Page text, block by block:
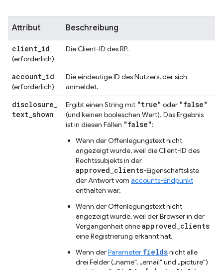
Attribut Beschreibung
client_id
(erforderlich)
Die Client-ID des RP.
account_id
(erforderlich)
Die eindeutige ID des Nutzers, der sich
anmeldet.
disclosure_
text_shown
Ergibt einen String mit "true" oder "false"
(und keinen booleschen Wert). Das Ergebnis
ist in diesen Fällen "false":
Wenn der Offenlegungstext nicht
angezeigt wurde, weil die Client-ID des
Rechtssubjekts in der
approved_clients-Eigenschaftsliste
der Antwort vom accounts-Endpunkt
enthalten war.
Wenn der Offenlegungstext nicht
angezeigt wurde, weil der Browser in der
Vergangenheit ohneapproved_clients
eine Registrierung erkannt hat.
Wenn derParameter fieldsnicht alle
drei Felder („name“, „email“ und „picture“)